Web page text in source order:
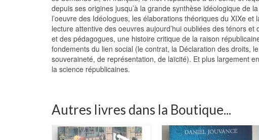
depuis ses origines jusqu’à la grande synthèse idéologique de
l’oeuvre des Idéologues, les élaborations théoriques du XIXe
lecture attentive des oeuvres aujourd’hui oubliées des ténors
et des pédagogues, une histoire critique de la raison
fondements du lien social (le contrat, la Déclaration des droits,
souveraineté, de représentation, de laïcité). Et plus largement
la science républicaines.
Autres livres dans la Boutique...